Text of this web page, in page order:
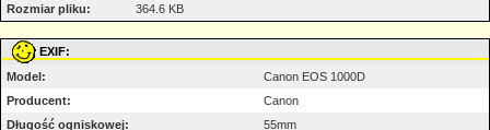
Rozmiar pliku: 364.6 KB
EXIF:
Model:
Canon EOS 1000D
Producent:
Canon
Długość ogniskowej:
55mm